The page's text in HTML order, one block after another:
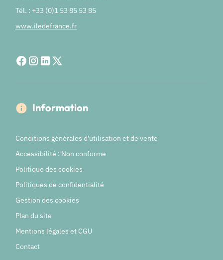
Tél. : +33 (0)1 53 85 53 85
www.iledefrance.fr
Information
Conditions générales d'utilisation et de vente
Accessibilité : Non conforme
Politique des cookies
Politiques de confidentialité
Gestion des cookies
Plan du site
Mentions légales et CGU
Contact